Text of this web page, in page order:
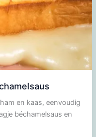
en kaas, eenvoudig
béchamelsaus en